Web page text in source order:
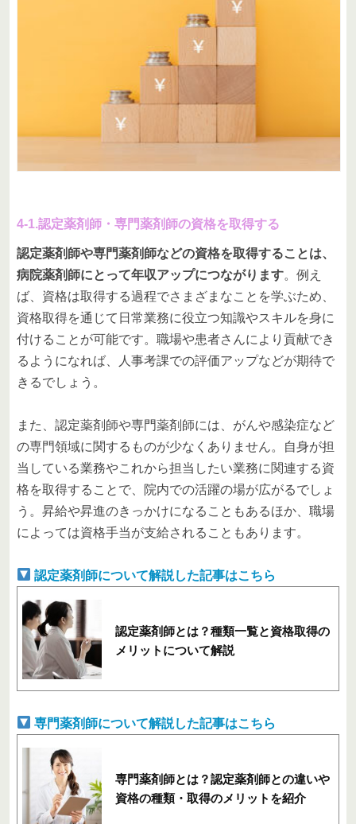
4-1.認定薬剤師・専門薬剤師の資格を取得する
認定薬剤師や専門薬剤師などの資格を取得することは、
病院薬剤師にとって年収アップにつながります。例え
ば、資格は取得する過程でさまざまなことを学ぶため、
資格取得を通じて日常業務に役立つ知識やスキルを身に
付けることが可能です。職場や患者さんにより貢献でき
るようになれば、人事考課での評価アップなどが期待で
きるでしょう。
また、認定薬剤師や専門薬剤師には、がんや感染症など
の専門領域に関するものが少なくありません。自身が担
当している業務やこれから担当したい業務に関連する資
格を取得することで、院内での活躍の場が広がるでしょ
う。昇給や昇進のきっかけになることもあるほか、職場
によっては資格手当が支給されることもあります。
認定薬剤師について解説した記事はこちら
認定薬剤師とは？種類一覧と資格取得の
メリットについて解説
専門薬剤師について解説した記事はこちら
専門薬剤師とは？認定薬剤師との違いや
資格の種類・取得のメリットを紹介